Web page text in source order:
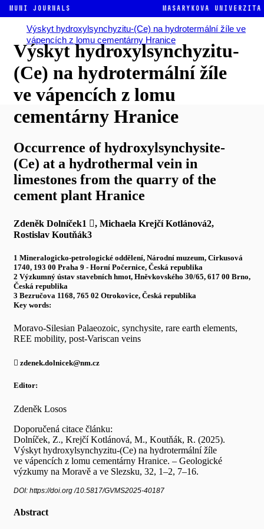
MUNI JOURNALS Masarykova univerzita
Výskyt hydroxylsynchyzitu-(Ce) na hydrotermální žíle ve
vápencích z lomu cementárny Hranice